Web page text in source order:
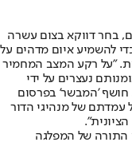
בחר דווקא בצום עשרה
להשמיע איום מדהים על
"על רקע המצב המחמיר
נעצרים על ידי
חושף 'המבשר' בפרסום
עמדתם של מנהיגי הדור
התורה של המפלגה